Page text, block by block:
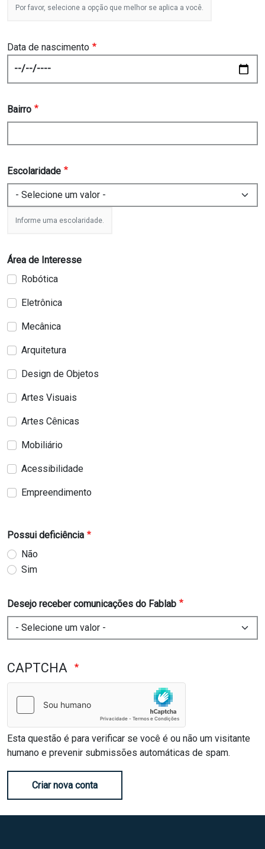
Por favor, selecione a opção que melhor se aplica a você.
Data de nascimento
Bairro
Escolaridade
Informe uma escolaridade.
Área de Interesse
Robótica
Eletrônica
Mecânica
Arquitetura
Design de Objetos
Artes Visuais
Artes Cênicas
Mobiliário
Acessibilidade
Empreendimento
Possui deficiência
Não
Sim
Desejo receber comunicações do Fablab
CAPTCHA
Esta questão é para verificar se você é ou não um visitante
humano e prevenir submissões automáticas de spam.
Criar nova conta